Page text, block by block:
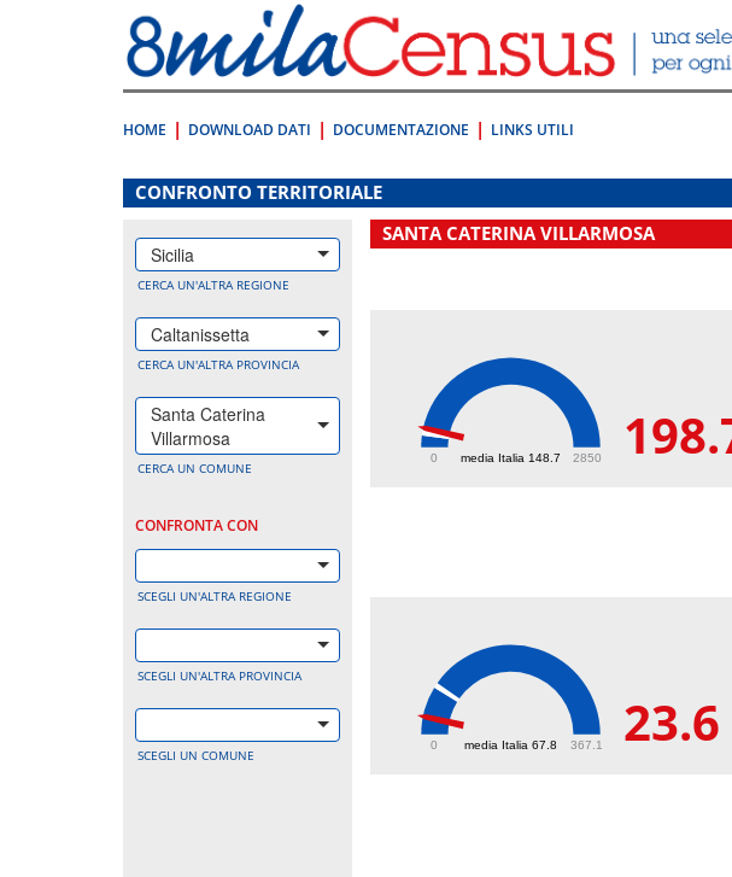
direttamente
a:
Contenuto
HOME DOWNLOAD DATI DOCUMENTAZIONE LINKS UTILI
.
CONFRONTO TERRITORIALE
Sicilia
CERCA UN'ALTRA REGIONE
Caltanissetta
CERCA UN'ALTRA PROVINCIA
Santa Caterina
Villarmosa
CERCA UN COMUNE
CONFRONTA CON
SCEGLI UN'ALTRA REGIONE
SCEGLI UN'ALTRA PROVINCIA
SCEGLI UN COMUNE
SANTA CATERINA VILLARMOSA
media Italia 148.7
0 2850
media Italia 67.8
0 367.1 23.6